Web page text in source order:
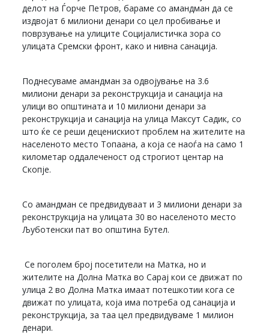
делот на Ѓорче Петров, бараме со амандман да се
издвојат 6 милиони денари со цел пробивање и
поврзување на улиците Социјалистичка зора со
улицата Сремски фронт, како и нивна санација.
Поднесуваме амандман за одвојување на 3.6
милиони денари за реконструкција и санација на
улици во општината и 10 милиони денари за
реконструкција и санација на улица Максут Садик, со
што ќе се реши деценискиот проблем на жителите на
населеното место Топаана, а која се наоѓа на само 1
километар оддалеченост од строгиот центар на
Скопје.
Со амандман се предвидуваат и 3 милиони денари за
реконструкција на улицата 30 во населеното место
Љуботенски пат во општина Бутел.
Се поголем број посетители на Матка, но и
жителите на Долна Матка во Сарај кои се движат по
улица 2 во Долна Матка имаат потешкотии кога се
движат по улицата, која има потреба од санација и
реконструкција, за таа цел предвидуваме 1 милион
денари.